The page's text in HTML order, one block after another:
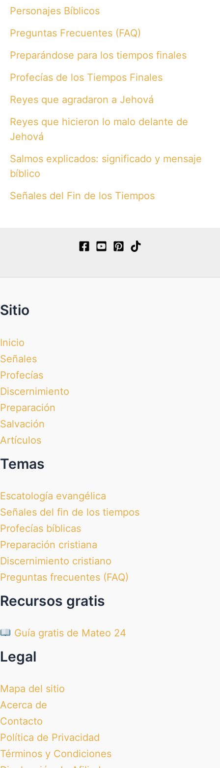
Personajes Bíblicos
Preguntas Frecuentes (FAQ)
Preparándose para los tiempos finales
Profecías de los Tiempos Finales
Reyes que agradaron a Jehová
Reyes que hicieron lo malo delante de
Jehová
Salmos explicados: significado y mensaje
bíblico
Señales del Fin de los Tiempos
Sitio
Inicio
Señales
Profecías
Discernimiento
Preparación
Salvación
Artículos
Temas
Escatología evangélica
Señales del fin de los tiempos
Profecías bíblicas
Preparación cristiana
Discernimiento cristiano
Preguntas frecuentes (FAQ)
Recursos gratis
Guía gratis de Mateo 24
Legal
Mapa del sitio
Acerca de
Contacto
Política de Privacidad
Términos y Condiciones